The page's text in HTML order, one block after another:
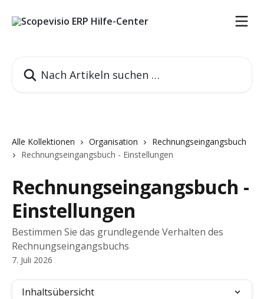
Alle Kollektionen Organisation
Rechnungseingangsbuch
Rechnungseingangsbuch - Einstellungen
Rechnungseingangsbuch -
Einstellungen
Bestimmen Sie das grundlegende Verhalten des
Rechnungseingangsbuchs
7. Juli 2026
Inhaltsübersicht